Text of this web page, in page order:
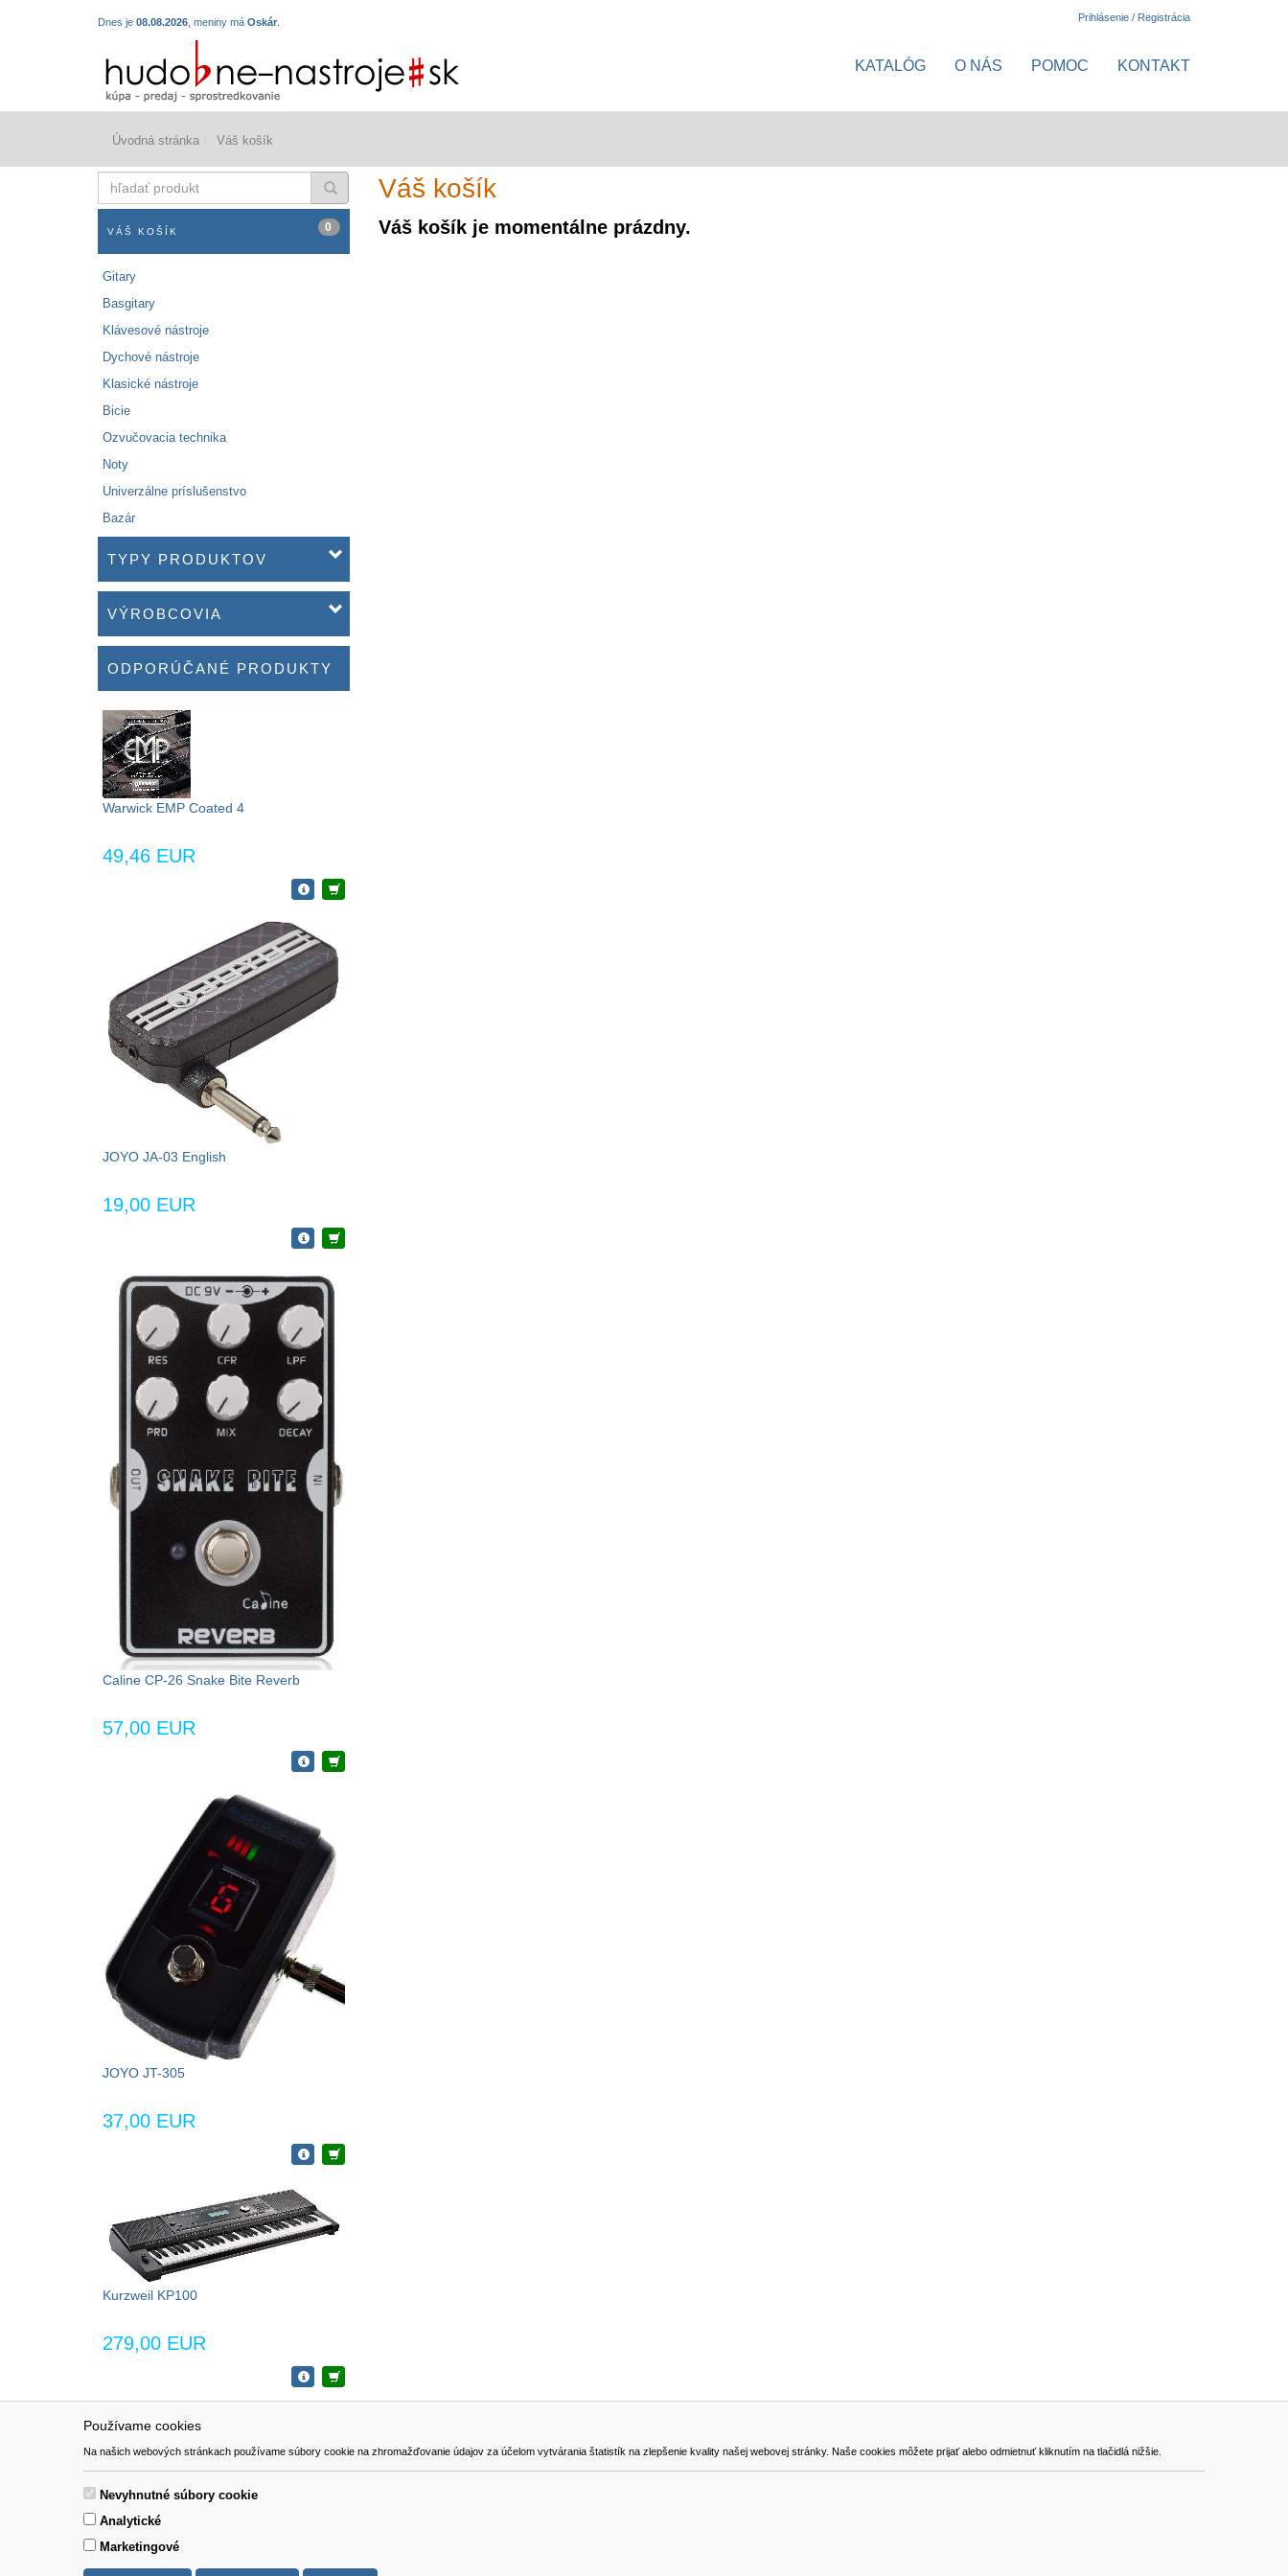
Používame cookies
Na našich webových stránkach používame súbory cookie na zhromažďovanie údajov za účelom vytvárania štatistík na zlepšenie kvality našej webovej stránky. Naše cookies môžete prijať alebo odmietnuť kliknutím na tlačidlá nižšie.
Nevyhnutné súbory cookie
Analytické
Marketingové
Dnes je 08.08.2026 , meniny má Oskár Prihlásenie / Registrácia
KATALÓG O NÁS POMOC KONTAKT
Úvodná stránka Váš košík
produkt
VÁŠ KOŠÍK 0
Gitary
Basgitary
Klávesové nástroje
Dychové nástroje
Klasické nástroje
Bicie
Ozvučovacia technika
Noty
Univerzálne príslušenstvo
Bazár
TYPY PRODUKTOV
VÝROBCOVIA
ODPORÚČANÉ PRODUKTY
Warwick EMP Coated 4
49,46 EUR
JOYO JA-03 English
19,00 EUR
Caline CP-26 Snake Bite Reverb
57,00 EUR
JOYO JT-305
37,00 EUR
Kurzweil KP100
279,00 EUR
Váš košík
Váš košík je momentálne prázdny.
Pomoc
Kontakt